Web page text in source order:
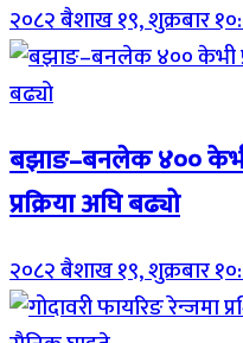
२०८२ बैशाख १९, शुक्रबार
बझाङ–बनलेक ४०० केभी
प्रक्रिया अघि बढ्यो
२०८२ बैशाख १९, शुक्रबार